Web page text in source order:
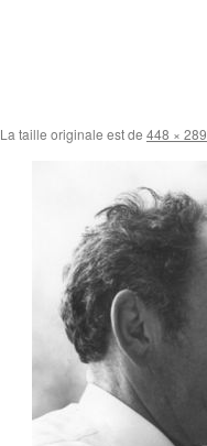
La taille originale est de 448 × 289